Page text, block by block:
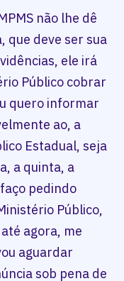
não lhe dê
que deve ser sua
ele irá
Público cobrar
quero informar
ao, a
Estadual, seja
a quinta, a
pedindo
Público,
agora, me
aguardar
sob pena de